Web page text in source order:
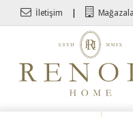
Skip to navigation
Skip to content
İletişim